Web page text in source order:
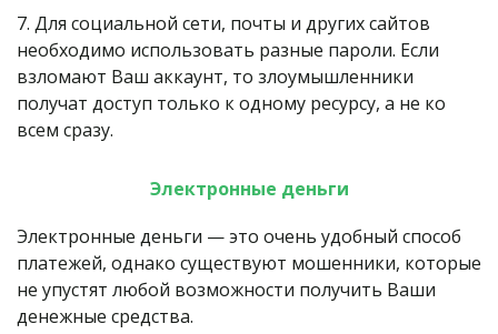
7. Для социальной сети, почты и других сайтов
необходимо использовать разные пароли. Если
взломают Ваш аккаунт, то злоумышленники
получат доступ только к одному ресурсу, а не ко
всем сразу.
Электронные деньги
Электронные деньги — это очень удобный способ
платежей, однако существуют мошенники, которые
не упустят любой возможности получить Ваши
денежные средства.